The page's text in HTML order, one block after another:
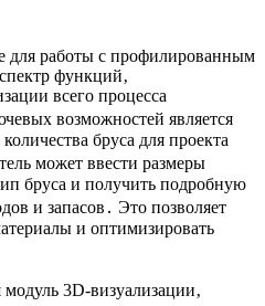
работы с профилированным
функций‚
всего процесса
возможностей является
бруса для проекта
может ввести размеры
бруса и получить подробную
и запасов․ Это позволяет
и оптимизировать
3D-визуализации‚